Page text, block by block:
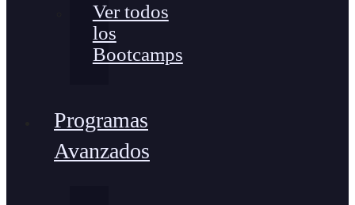
Ver todos
los
Bootcamps
Programas
Avanzados